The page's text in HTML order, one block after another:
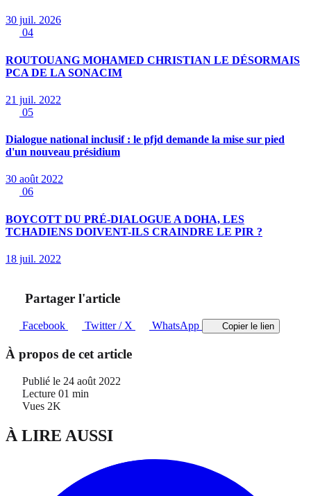
30 juil. 2026
04
ROUTOUANG MOHAMED CHRISTIAN LE DÉSORMAIS
PCA DE LA SONACIM
21 juil. 2022
05
Dialogue national inclusif : le pfjd demande la mise sur pied
d'un nouveau présidium
30 août 2022
06
BOYCOTT DU PRÉ-DIALOGUE A DOHA, LES
TCHADIENS DOIVENT-ILS CRAINDRE LE PIR ?
18 juil. 2022
Partager l'article
Facebook Twitter / X WhatsApp Copier le lien
À propos de cet article
Publié le 24 août 2022
Lecture 01 min
Vues 2K
À LIRE AUSSI